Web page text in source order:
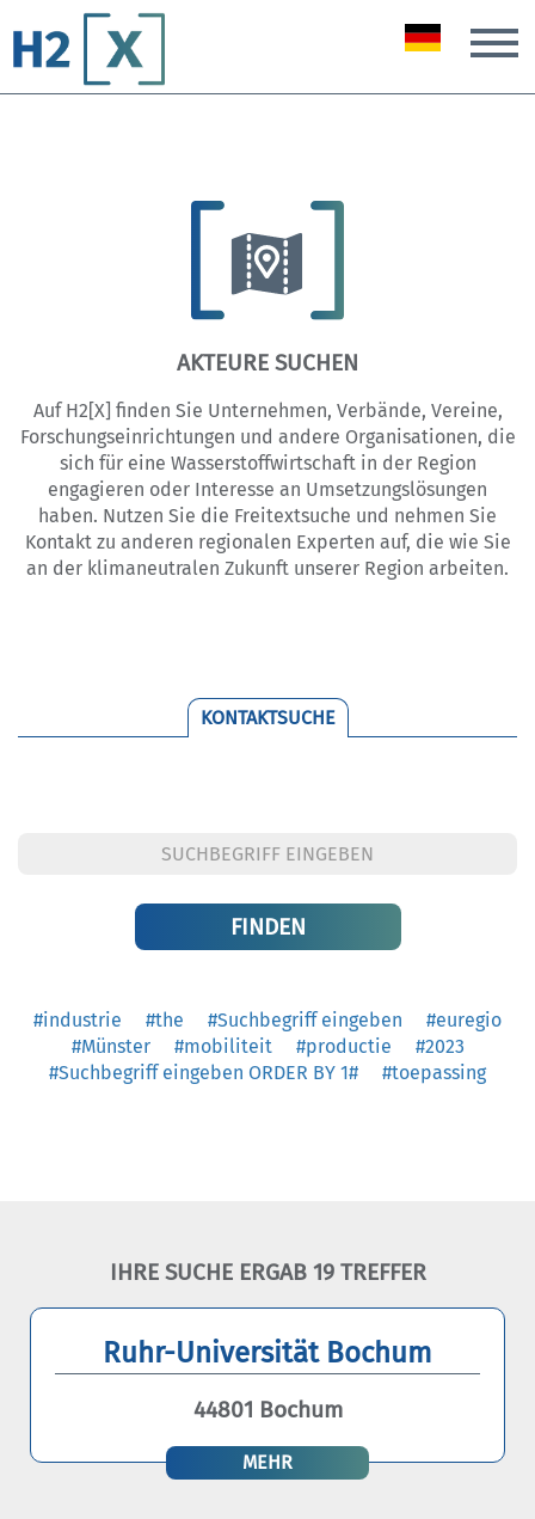
AKTEURE SUCHEN
Auf H2[X] finden Sie Unternehmen, Verbände, Vereine,
Forschungseinrichtungen und andere Organisationen, die
sich für eine Wasserstoffwirtschaft in der Region
engagieren oder Interesse an Umsetzungslösungen
haben. Nutzen Sie die Freitextsuche und nehmen Sie
Kontakt zu anderen regionalen Experten auf, die wie Sie
an der klimaneutralen Zukunft unserer Region arbeiten.
KONTAKTSUCHE
#industrie #the #Suchbegriff eingeben
#euregio
#Münster
#mobiliteit #productie
#2023
#Suchbegriff eingeben ORDER BY 1#
#toepassing
IHRE SUCHE ERGAB 19 TREFFER
Ruhr-Universität Bochum
44801 Bochum
MEHR